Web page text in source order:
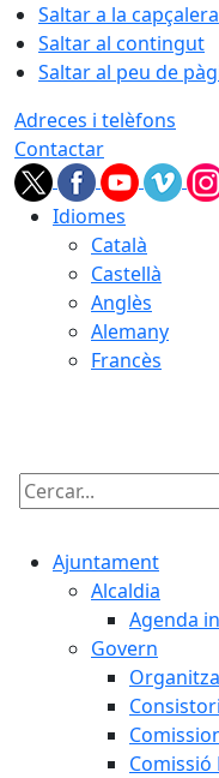
Saltar a la capçalera
Saltar al contingut
Saltar al peu de
Adreces i telèfons
Contactar
Idiomes
Català
Castellà
Anglès
Alemany
Francès
Cercar:
Ajuntament
Alcaldia
Agenda
Govern
Consistori
Comissió